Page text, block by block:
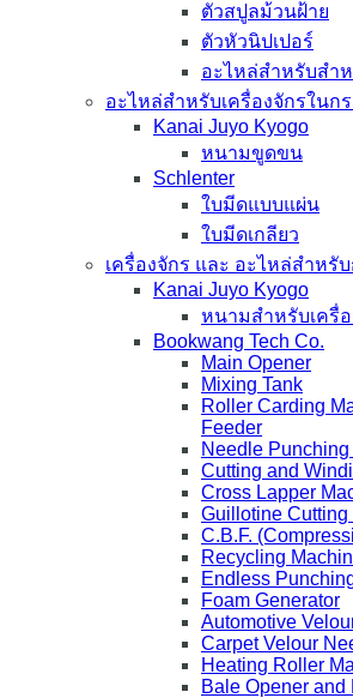
ตัวสปูลม้วนฝ้าย
ตัวหัวนิปเปอร์
อะไหล่สำหรับสำ
อะไหล่สำหรับเครื่องจักรในก
Kanai Juyo Kyogo
หนามขูดขน
Schlenter
ใบมีดแบบแผ่น
ใบมีดเกลียว
เครื่องจักร และ อะไหล่สำหรั
Kanai Juyo Kyogo
หนามสำหรับเครื่อ
Bookwang Tech Co.
Main Opener
Mixing Tank
Roller Carding
Feeder
Needle
Cutting and
Cross Lapper
Guillotine
C.B.F.
Recycling
Endless
Foam Generator
Automotive
Carpet Velour
Heating Roller
Bale Opener and